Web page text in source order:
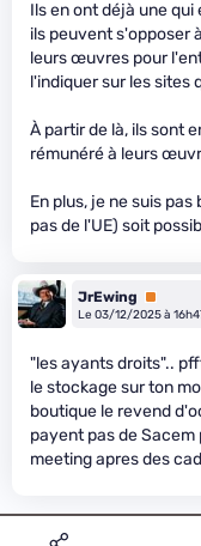
Ils en ont déjà une
ils peuvent s'opposer
leurs œuvres pour
l'indiquer sur les
À partir de là, ils sont
rémunéré à leurs
En plus, je ne suis
pas de l'UE) soit
JrEwing
Premium
Le 03/12/2025 à
"les ayants droits"..
le stockage sur ton
boutique le revend
payent pas de
meeting apres des